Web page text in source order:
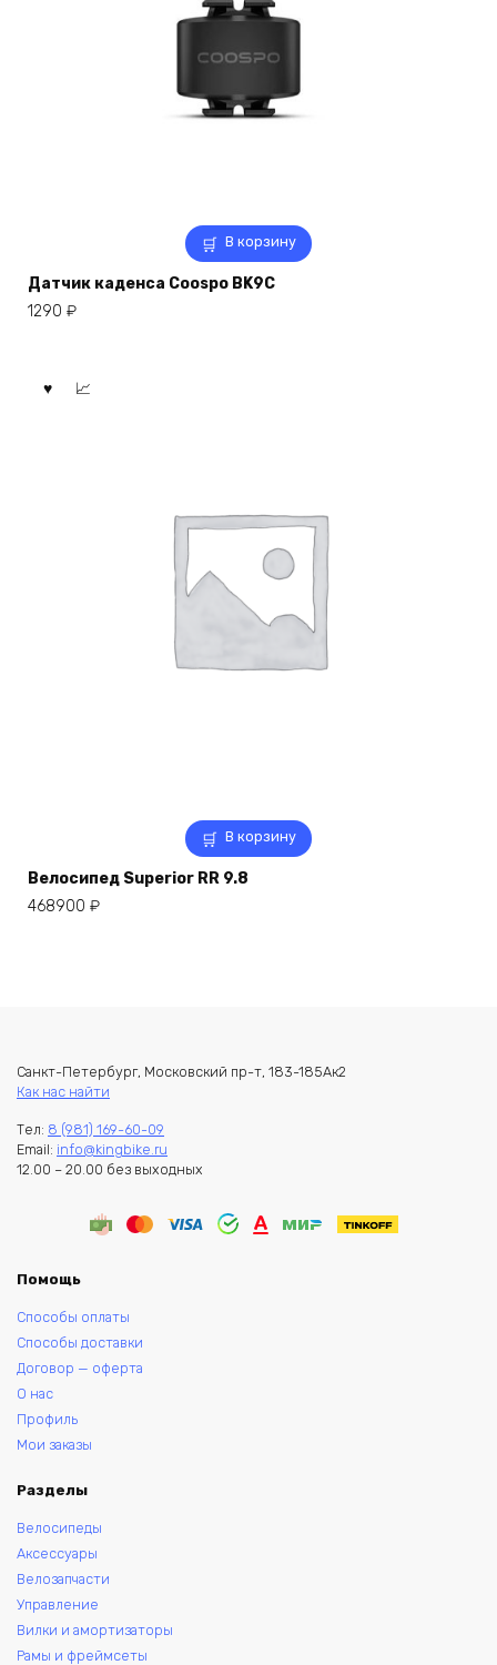
В корзину
Датчик каденса Coospo BK9C
1290 ₽
В корзину
Велосипед Superior RR 9.8
468900 ₽
Санкт-Петербург, Московский пр-т, 183-185Ак2
Как нас найти
Тел: 8 (981) 169-60-09
Email: info@kingbike.ru
12.00 – 20.00 без выходных
Помощь
Способы оплаты
Способы доставки
Договор — оферта
О нас
Профиль
Мои заказы
Разделы
Велосипеды
Аксессуары
Велозапчасти
Управление
Вилки и амортизаторы
Рамы и фреймсеты